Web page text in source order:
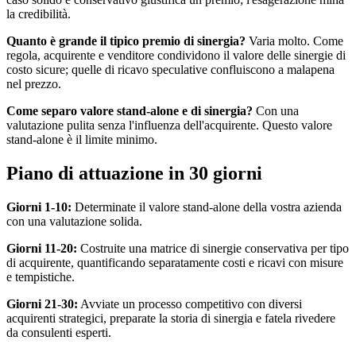
la credibilità.
Quanto è grande il tipico premio di sinergia? Varia molto. Come
regola, acquirente e venditore condividono il valore delle sinergie di
costo sicure; quelle di ricavo speculative confluiscono a malapena
nel prezzo.
Come separo valore stand-alone e di sinergia? Con una
valutazione pulita senza l'influenza dell'acquirente. Questo valore
stand-alone è il limite minimo.
Piano di attuazione in 30 giorni
Giorni 1-10: Determinate il valore stand-alone della vostra azienda
con una valutazione solida.
Giorni 11-20: Costruite una matrice di sinergie conservativa per tipo
di acquirente, quantificando separatamente costi e ricavi con misure
e tempistiche.
Giorni 21-30: Avviate un processo competitivo con diversi
acquirenti strategici, preparate la storia di sinergia e fatela rivedere
da consulenti esperti.